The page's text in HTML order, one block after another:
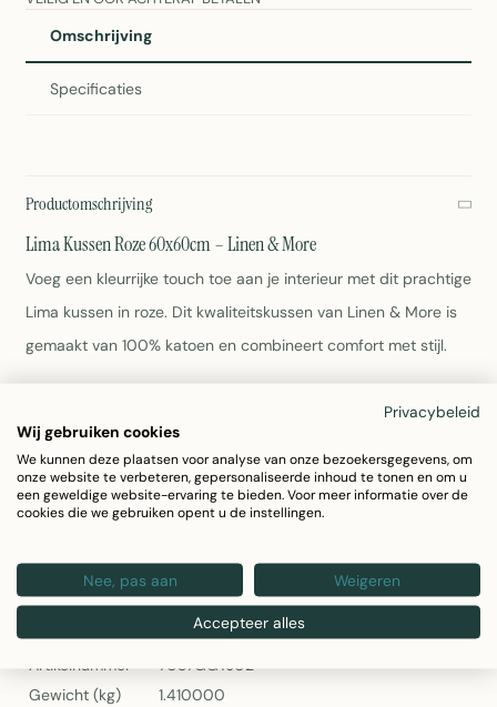
Omschrijving
Specificaties
Productomschrijving
Lima Kussen Roze 60x60cm – Linen & More
Voeg een kleurrijke touch toe aan je interieur met dit prachtige
Lima kussen in roze. Dit kwaliteitskussen van Linen & More is
gemaakt van 100% katoen en combineert comfort met stijl.
Materiaal: Katoen
Kleur: Roze
Gewicht: 1,41 kg
Gemakkelijk wasbaar – zie wasvoorschrift op label
Lima Kussen Roze 60x60cm – Linen & More
Specificaties
Artikelnummer
7037GGTJ02
Gewicht (kg)
1.410000
Privacybeleid
Wij gebruiken cookies
We kunnen deze plaatsen voor analyse van onze bezoekersgegevens, om
onze website te verbeteren, gepersonaliseerde inhoud te tonen en om u
een geweldige website-ervaring te bieden. Voor meer informatie over de
cookies die we gebruiken opent u de instellingen.
Nee, pas aan Weigeren
Accepteer alles